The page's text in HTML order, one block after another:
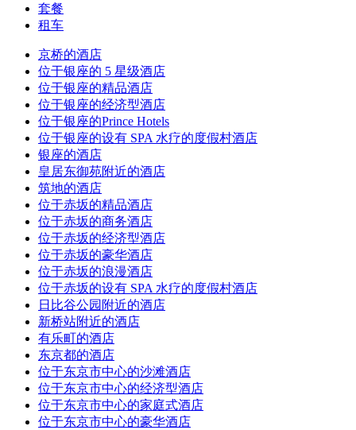
套餐
租车
京桥的酒店
位于银座的 5 星级酒店
位于银座的精品酒店
位于银座的经济型酒店
位于银座的Prince Hotels
位于银座的设有 SPA 水疗的度假村酒店
银座的酒店
皇居东御苑附近的酒店
筑地的酒店
位于赤坂的精品酒店
位于赤坂的商务酒店
位于赤坂的经济型酒店
位于赤坂的豪华酒店
位于赤坂的浪漫酒店
位于赤坂的设有 SPA 水疗的度假村酒店
日比谷公园附近的酒店
新桥站附近的酒店
有乐町的酒店
东京都的酒店
位于东京市中心的沙滩酒店
位于东京市中心的经济型酒店
位于东京市中心的家庭式酒店
位于东京市中心的豪华酒店